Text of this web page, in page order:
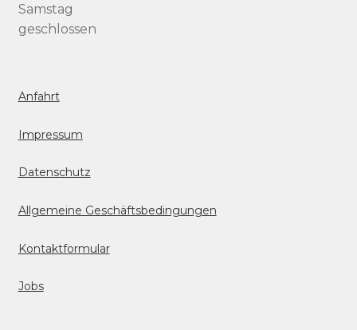
Samstag
geschlossen
Anfahrt
Impressum
Datenschutz
Allgemeine Geschäftsbedingungen
Kontaktformular
Jobs